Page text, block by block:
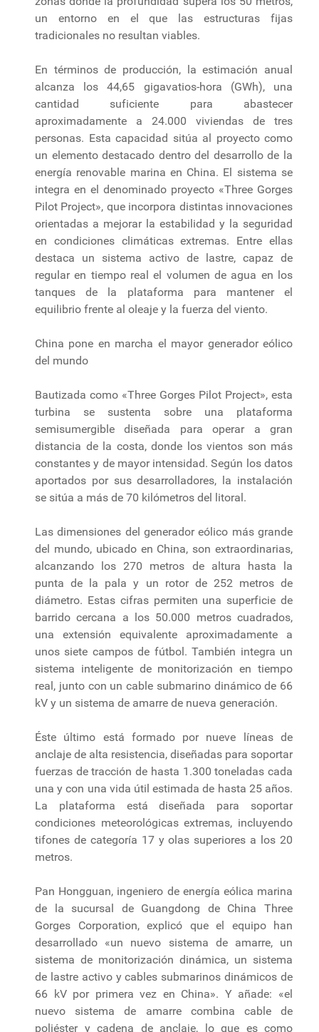
un entorno en el que las estructuras fijas
tradicionales no resultan viables.
En términos de producción, la estimación anual
alcanza los 44,65 gigavatios-hora (GWh), una
cantidad suficiente para abastecer
aproximadamente a 24.000 viviendas de tres
personas. Esta capacidad sitúa al proyecto como
un elemento destacado dentro del desarrollo de la
energía renovable marina en China. El sistema se
integra en el denominado proyecto «Three Gorges
Pilot Project», que incorpora distintas innovaciones
orientadas a mejorar la estabilidad y la seguridad
en condiciones climáticas extremas. Entre ellas
destaca un sistema activo de lastre, capaz de
regular en tiempo real el volumen de agua en los
tanques de la plataforma para mantener el
equilibrio frente al oleaje y la fuerza del viento.
China pone en marcha el mayor generador eólico
del mundo
Bautizada como «Three Gorges Pilot Project», esta
turbina se sustenta sobre una plataforma
semisumergible diseñada para operar a gran
distancia de la costa, donde los vientos son más
constantes y de mayor intensidad. Según los datos
aportados por sus desarrolladores, la instalación
se sitúa a más de 70 kilómetros del litoral.
Las dimensiones del generador eólico más grande
del mundo, ubicado en China, son extraordinarias,
alcanzando los 270 metros de altura hasta la
punta de la pala y un rotor de 252 metros de
diámetro. Estas cifras permiten una superficie de
barrido cercana a los 50.000 metros cuadrados,
una extensión equivalente aproximadamente a
unos siete campos de fútbol. También integra un
sistema inteligente de monitorización en tiempo
real, junto con un cable submarino dinámico de 66
kV y un sistema de amarre de nueva generación.
Éste último está formado por nueve líneas de
anclaje de alta resistencia, diseñadas para soportar
fuerzas de tracción de hasta 1.300 toneladas cada
una y con una vida útil estimada de hasta 25 años.
La plataforma está diseñada para soportar
condiciones meteorológicas extremas, incluyendo
tifones de categoría 17 y olas superiores a los 20
metros.
Pan Hongguan, ingeniero de energía eólica marina
de la sucursal de Guangdong de China Three
Gorges Corporation, explicó que el equipo han
desarrollado «un nuevo sistema de amarre, un
sistema de monitorización dinámica, un sistema
de lastre activo y cables submarinos dinámicos de
66 kV por primera vez en China». Y añade: «el
nuevo sistema de amarre combina cable de
poliéster y cadena de anclaje, lo que es como